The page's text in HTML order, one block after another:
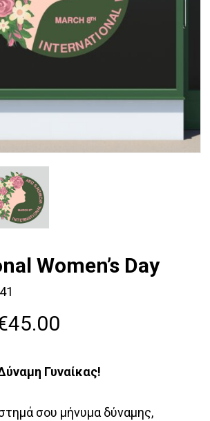
Women’s Day
45.00
€15.00
through
€45.00
Γυναίκας!
σου μήνυμα δύναμης,